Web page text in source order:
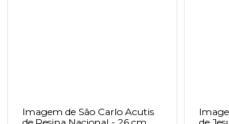
Imagem de São Carlo Acutis